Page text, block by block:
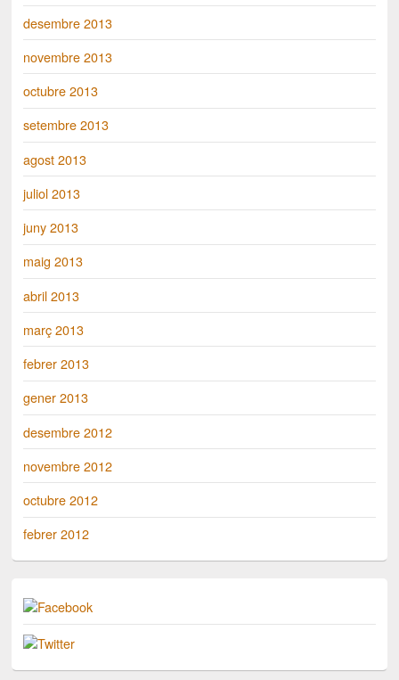
desembre 2013
novembre 2013
octubre 2013
setembre 2013
agost 2013
juliol 2013
juny 2013
maig 2013
abril 2013
març 2013
febrer 2013
gener 2013
desembre 2012
novembre 2012
octubre 2012
febrer 2012